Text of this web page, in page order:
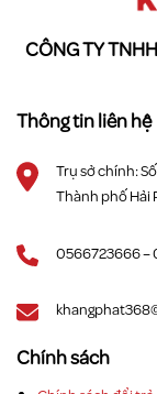
CÔNG TY
Thông tin liên hệ
Trụ sở chính:
Thành phố Hải
0566723666 –
Chính sách